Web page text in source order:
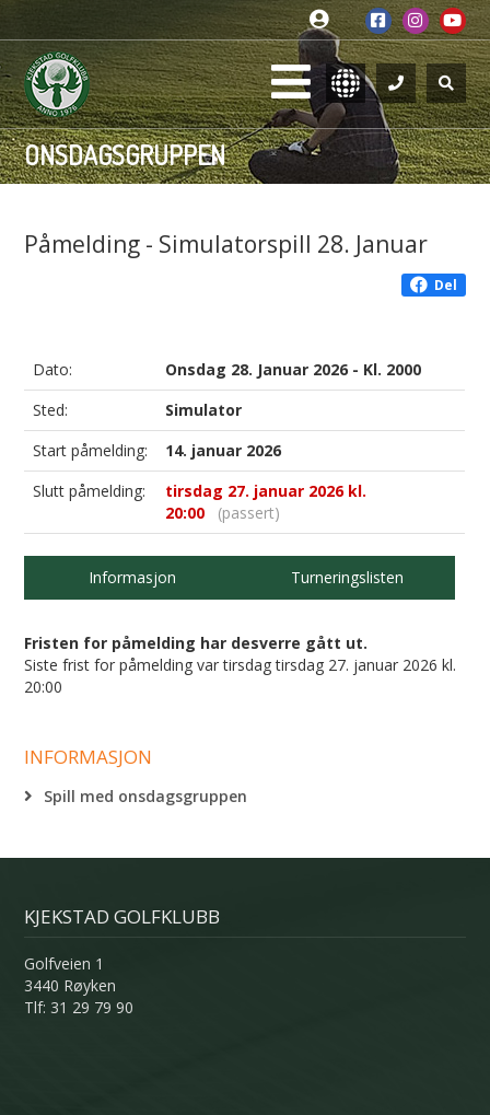
ONSDAGSGRUPPEN
Påmelding - Simulatorspill 28. Januar
Del
Dato:
Onsdag 28. Januar 2026 - Kl. 2000
Sted:
Simulator
Start påmelding:
14. januar 2026
Slutt påmelding:
tirsdag 27. januar 2026 kl.
20:00 (passert)
Informasjon Turneringslisten
Fristen for påmelding har desverre gått ut.
Siste frist for påmelding var tirsdag tirsdag 27. januar 2026 kl.
20:00
INFORMASJON
Spill med onsdagsgruppen
KJEKSTAD GOLFKLUBB
Golfveien 1
3440 Røyken
Tlf: 31 29 79 90